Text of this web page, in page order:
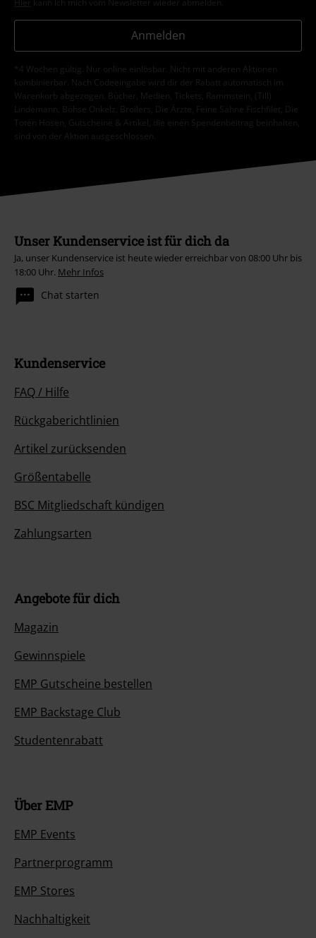
Anmelden
*4 Wochen gültig. Nur online einlösbar. Nicht mit anderen Aktionen
kombinierbar. Nach Codeeingabe wird dir der Rabatt automatisch im
Warenkorb abgezogen. Bücher, Medien, Tickets, Rammstein, (Till)
Lindemann, Böhse Onkelz, Broilers, Die Ärzte, Feine Sahne Fischfilet, Die
Toten Hosen, Gutscheine & Artikel, die einen Spendenbeitrag beinhalten,
sind von der Aktion ausgeschlossen.
Unser Kundenservice ist für dich da
Ja, unser Kundenservice ist heute wieder erreichbar von 08:00 Uhr bis
18:00 Uhr. Mehr Infos
Chat starten
Kundenservice
FAQ / Hilfe
Rückgaberichtlinien
Artikel zurücksenden
Größentabelle
BSC Mitgliedschaft kündigen
Zahlungsarten
Angebote für dich
Magazin
Gewinnspiele
EMP Gutscheine bestellen
EMP Backstage Club
Studentenrabatt
Über EMP
EMP Events
Partnerprogramm
EMP Stores
Nachhaltigkeit